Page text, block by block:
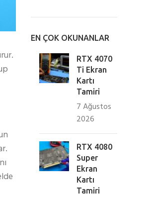
EN ÇOK OKUNANLAR
RTX 4070
Ti Ekran
Kartı
Tamiri
7 Ağustos
2026
RTX 4080
Super
Ekran
Kartı
Tamiri